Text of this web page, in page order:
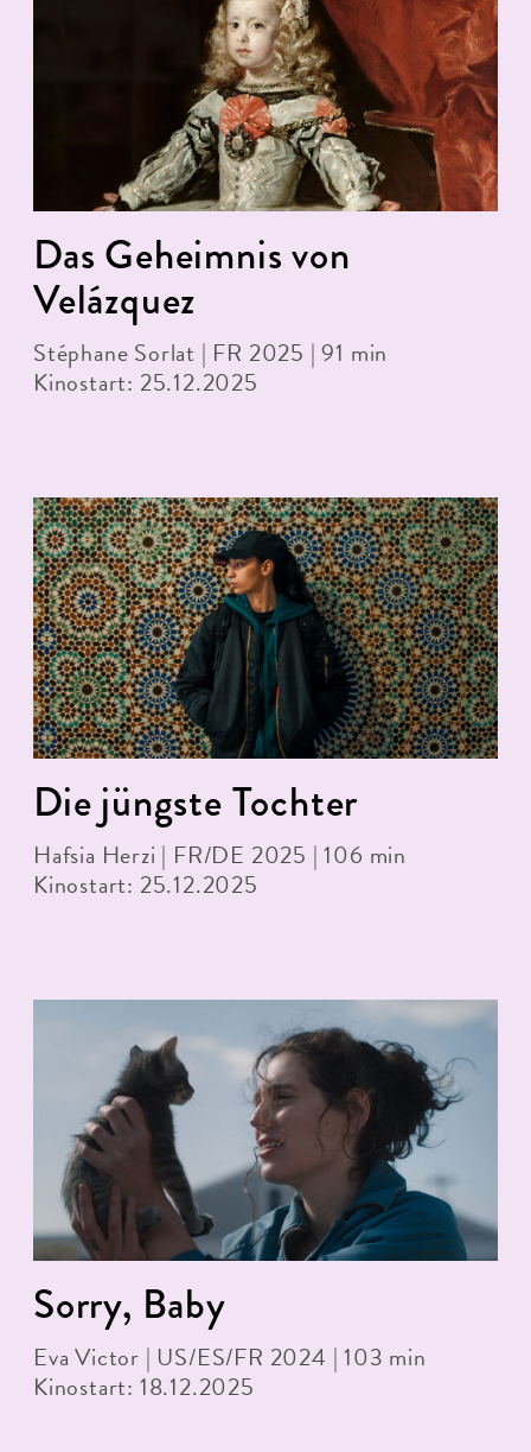
Das Geheimnis von
Velázquez
Stéphane Sorlat | FR 2025 | 91 min
Kinostart: 25.12.2025
Die jüngste Tochter
Hafsia Herzi | FR/DE 2025 | 106 min
Kinostart: 25.12.2025
Sorry, Baby
Eva Victor | US/ES/FR 2024 | 103 min
Kinostart: 18.12.2025